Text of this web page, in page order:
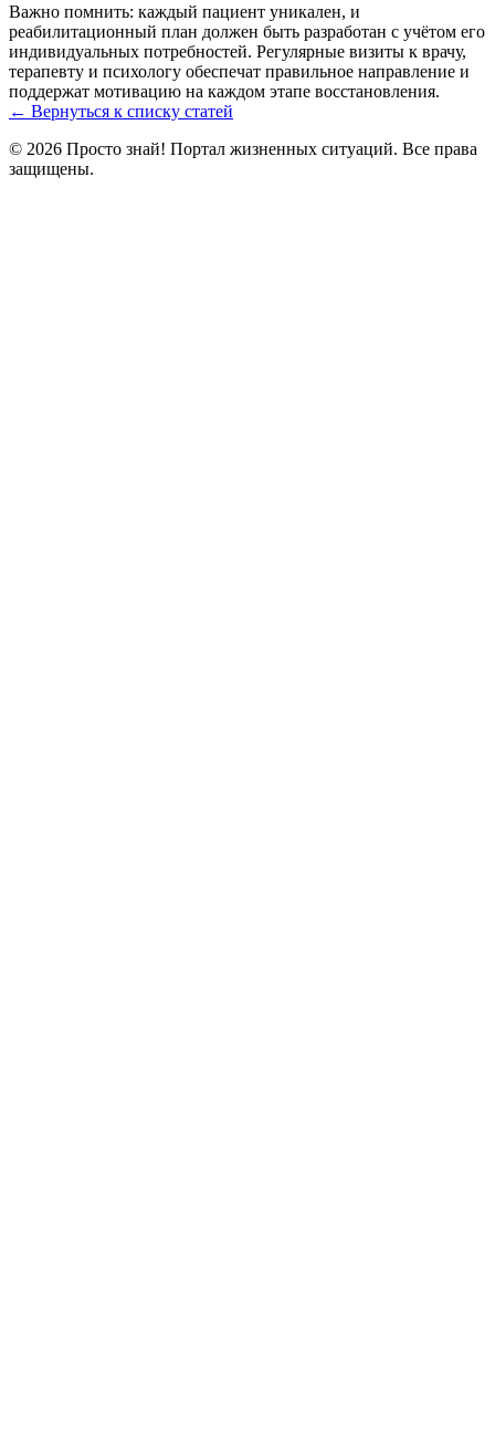
Важно помнить: каждый пациент уникален, и
реабилитационный план должен быть разработан с учётом его
индивидуальных потребностей. Регулярные визиты к врачу,
терапевту и психологу обеспечат правильное направление и
поддержат мотивацию на каждом этапе восстановления.
← Вернуться к списку статей
© 2026 Просто знай! Портал жизненных ситуаций. Все права
защищены.